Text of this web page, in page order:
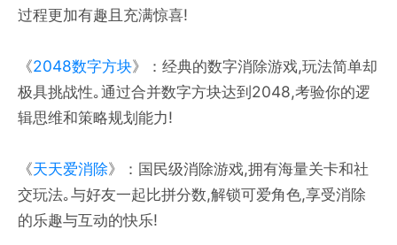
过程更加有趣且充满惊喜!
《2048数字方块》：经典的数字消除游戏,玩法简单却
极具挑战性｡通过合并数字方块达到2048,考验你的逻
辑思维和策略规划能力!
《天天爱消除》：国民级消除游戏,拥有海量关卡和社
交玩法｡与好友一起比拼分数,解锁可爱角色,享受消除
的乐趣与互动的快乐!